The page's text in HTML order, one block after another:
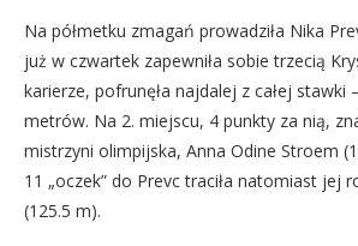
Na półmetku zmagań prowadziła Nika
już w czwartek zapewniła sobie trzecią
karierze, pofrunęła najdalej z całej stawki
metrów. Na 2. miejscu, 4 punkty za nią,
mistrzyni olimpijska, Anna Odine Stroem
11 „oczek” do Prevc traciła natomiast jej
(125.5 m).